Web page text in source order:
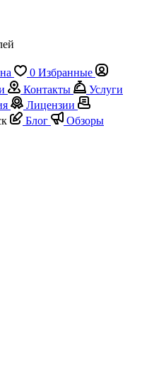
0 Избранные
Контакты
Услуги
Лицензии
Блог
Обзоры